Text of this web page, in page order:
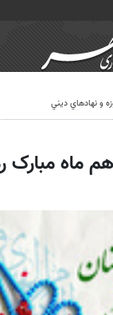
و نهادهاي ديني
ماه مبارک